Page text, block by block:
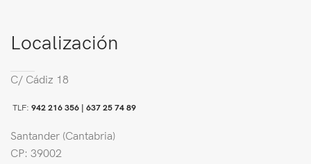
Localización
C/ Cádiz 18
TLF:942 216 356 |637 25 74 89
Santander (Cantabria)
CP: 39002